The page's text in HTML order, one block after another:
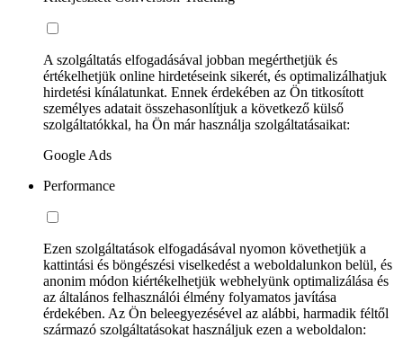
A szolgáltatás elfogadásával jobban megérthetjük és
értékelhetjük online hirdetéseink sikerét, és optimalizálhatjuk
hirdetési kínálatunkat. Ennek érdekében az Ön titkosított
személyes adatait összehasonlítjuk a következő külső
szolgáltatókkal, ha Ön már használja szolgáltatásaikat:
Google Ads
Performance
Ezen szolgáltatások elfogadásával nyomon követhetjük a
kattintási és böngészési viselkedést a weboldalunkon belül, és
anonim módon kiértékelhetjük webhelyünk optimalizálása és
az általános felhasználói élmény folyamatos javítása
érdekében. Az Ön beleegyezésével az alábbi, harmadik féltől
származó szolgáltatásokat használjuk ezen a weboldalon: